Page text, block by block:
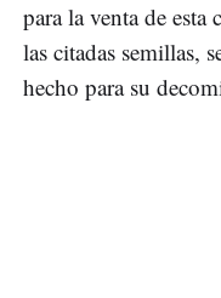
para la venta de esta
las citadas semillas,
hecho para su